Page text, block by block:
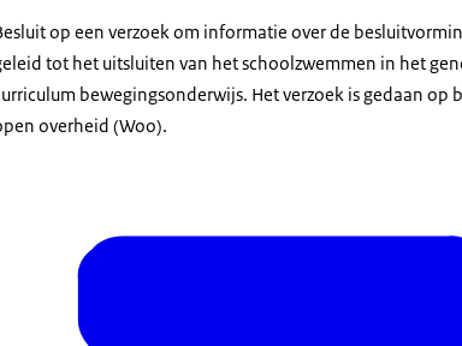
op een verzoek om informatie over de
tot het uitsluiten van het schoolzwemmen in het
bewegingsonderwijs. Het verzoek is gedaan op
overheid (Woo).